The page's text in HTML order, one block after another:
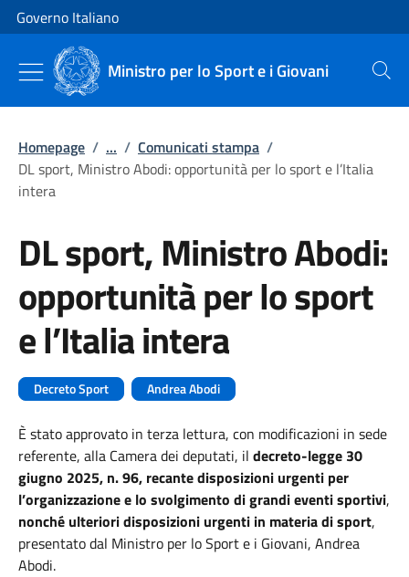
Vai al contenuto
Vai alla navigazione del sito
Governo Italiano
Ministro per lo Sport e i Giovani Cerca
Homepage / ... / Comunicati stampa /
DL sport, Ministro Abodi: opportunità per lo sport e l’Italia
intera
DL sport, Ministro Abodi:
opportunità per lo sport
e l’Italia intera
Decreto Sport Andrea Abodi
È stato approvato in terza lettura, con modificazioni in sede
referente, alla Camera dei deputati, il decreto-legge 30
giugno 2025, n. 96, recante disposizioni urgenti per
l’organizzazione e lo svolgimento di grandi eventi sportivi,
nonché ulteriori disposizioni urgenti in materia di sport,
presentato dal Ministro per lo Sport e i Giovani, Andrea
Abodi.